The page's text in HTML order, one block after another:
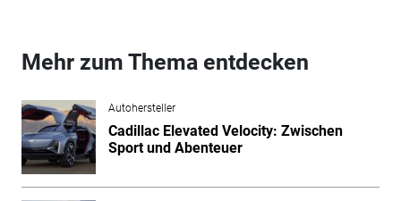
Mehr zum Thema entdecken
Autohersteller
Cadillac Elevated Velocity: Zwischen
Sport und Abenteuer